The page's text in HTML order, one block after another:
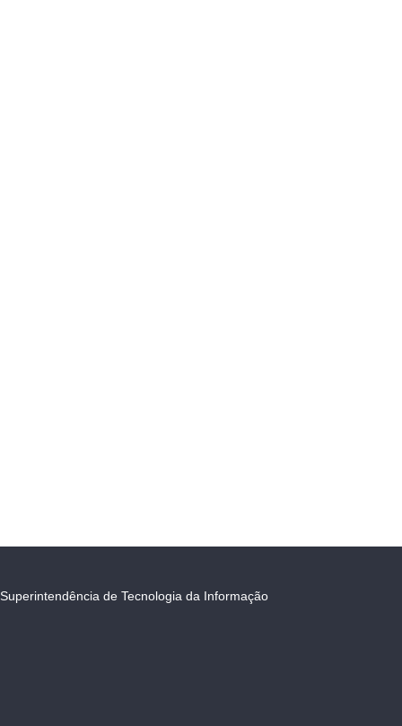
Superintendência de Tecnologia da Informação